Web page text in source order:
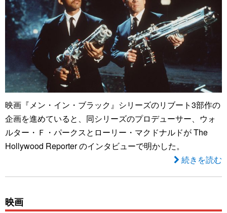
映画『メン・イン・ブラック』シリーズのリブート3部作の
企画を進めていると、同シリーズのプロデューサー、ウォ
ルター・Ｆ・パークスとローリー・マクドナルドが The
Hollywood Reporter のインタビューで明かした。
続きを読む
映画